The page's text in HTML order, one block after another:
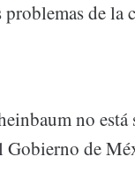
de la
no está
Gobierno de